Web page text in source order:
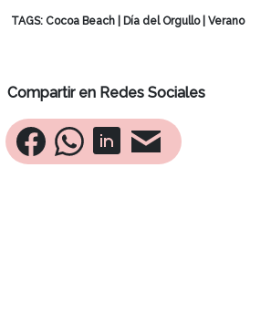
TAGS: Cocoa Beach Día del Orgullo| Verano
Compartir en Redes Sociales